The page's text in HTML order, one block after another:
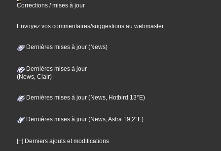
Corrections / mises à jour
Envoyez vos commentaires/suggestions au webmaster
Dernières mises à jour (News)
Dernières mises à jour
(News, Clair)
Dernières mises à jour (News, Hotbird 13°E)
Dernières mises à jour (News, Astra 19,2°E)
[+] Derniers ajouts et modifications